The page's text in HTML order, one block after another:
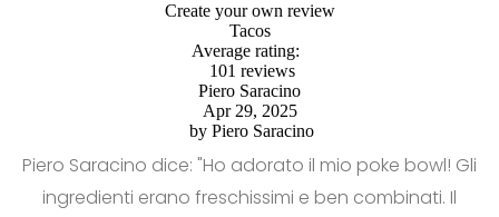
Create your own review
Tacos
Average rating:
101 reviews
Piero Saracino
Apr 29, 2025
by Piero Saracino
Piero Saracino dice: "Ho adorato il mio poke bowl! Gli
ingredienti erano freschissimi e ben combinati. Il